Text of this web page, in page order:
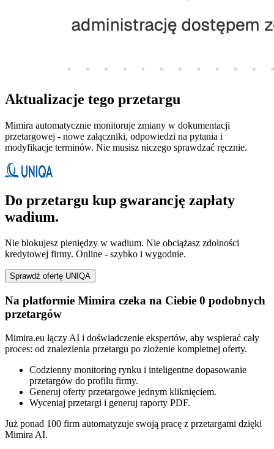
Aktualizacje tego przetargu
Mimira automatycznie monitoruje zmiany w dokumentacji
przetargowej - nowe załączniki, odpowiedzi na pytania i
modyfikacje terminów. Nie musisz niczego sprawdzać ręcznie.
Do przetargu kup gwarancję zapłaty
wadium.
Nie blokujesz pieniędzy w wadium. Nie obciążasz zdolności
kredytowej firmy. Online - szybko i wygodnie.
Sprawdź ofertę UNIQA
Na platformie Mimira czeka na Ciebie 0 podobnych
przetargów
Mimira.eu łączy AI i doświadczenie ekspertów, aby wspierać cały
proces: od znalezienia przetargu po złożenie kompletnej oferty.
Codzienny monitoring rynku i inteligentne dopasowanie
przetargów do profilu firmy.
Generuj oferty przetargowe jednym kliknięciem.
Wyceniaj przetargi i generuj raporty PDF.
Już ponad 100 firm automatyzuje swoją pracę z przetargami dzięki
Mimira AI.